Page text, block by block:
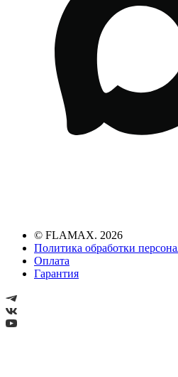
© FLAMAX. 2026
Политика обработки
Оплата
Гарантия